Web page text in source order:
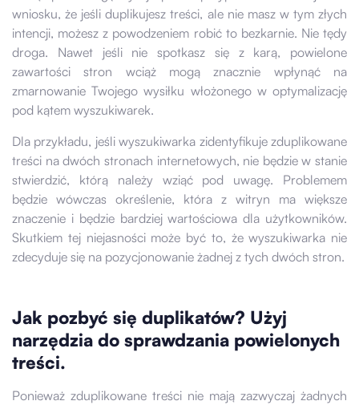
wniosku, że jeśli duplikujesz treści, ale nie masz w tym złych
intencji, możesz z powodzeniem robić to bezkarnie. Nie tędy
droga. Nawet jeśli nie spotkasz się z karą, powielone
zawartości stron wciąż mogą znacznie wpłynąć na
zmarnowanie Twojego wysiłku włożonego w optymalizację
pod kątem wyszukiwarek.
Dla przykładu, jeśli wyszukiwarka zidentyfikuje zduplikowane
treści na dwóch stronach internetowych, nie będzie w stanie
stwierdzić, którą należy wziąć pod uwagę. Problemem
będzie wówczas określenie, która z witryn ma większe
znaczenie i będzie bardziej wartościowa dla użytkowników.
Skutkiem tej niejasności może być to, że wyszukiwarka nie
zdecyduje się na pozycjonowanie żadnej z tych dwóch stron.
Jak pozbyć się duplikatów? Użyj
narzędzia do sprawdzania powielonych
treści.
Ponieważ zduplikowane treści nie mają zazwyczaj żadnych